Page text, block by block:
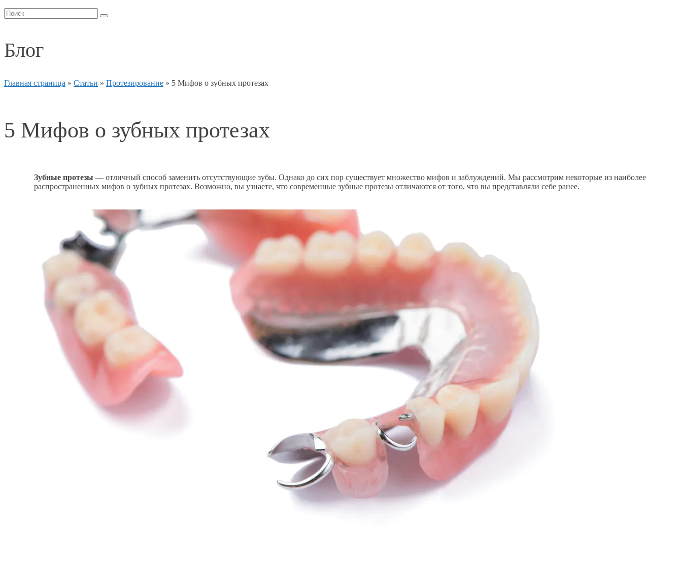
Блог
Главная страница » Статьи » Протезирование » 5 Мифов о зубных протезах
5 Мифов о зубных протезах
Зубные протезы — отличный способ заменить отсутствующие зубы. Однако до сих пор существует множество мифов и заблуждений. Мы рассмотрим некоторые из наиболее
распространенных мифов о зубных протезах. Возможно, вы узнаете, что современные зубные протезы отличаются от того, что вы представляли себе ранее.